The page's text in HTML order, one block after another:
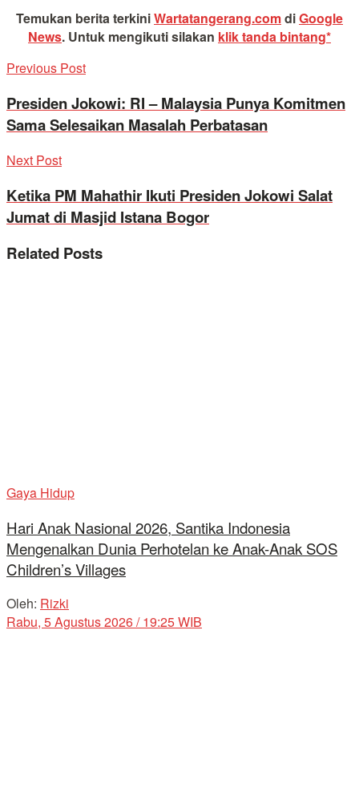
Temukan berita terkiniWartatangerang.comdiGoogle
News. Untuk mengikuti silakan klik tanda bintang*
Previous Post
Presiden Jokowi: RI – Malaysia Punya Komitmen
Sama Selesaikan Masalah Perbatasan
Next Post
Ketika PM Mahathir Ikuti Presiden Jokowi Salat
Jumat di Masjid Istana Bogor
Related Posts
Gaya Hidup
Hari Anak Nasional 2026, Santika Indonesia
Mengenalkan Dunia Perhotelan ke Anak-Anak SOS
Children’s Villages
Oleh: Rizki
Rabu, 5 Agustus 2026 / 19:25 WIB